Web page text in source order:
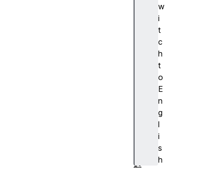
w
i
t
c
h
t
o
E
n
g
l
i
s
h
透